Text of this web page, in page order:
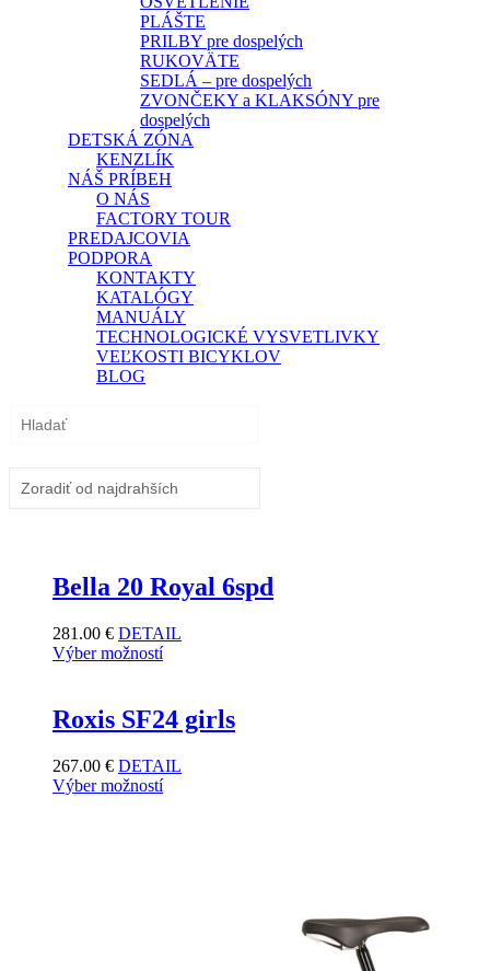
PLÁŠTE
PRILBY pre dospelých
RUKOVÄTE
SEDLÁ – pre dospelých
ZVONČEKY a KLAKSÓNY pre
dospelých
DETSKÁ ZÓNA
KENZLÍK
NÁŠ PRÍBEH
O NÁS
FACTORY TOUR
PREDAJCOVIA
PODPORA
KONTAKTY
KATALÓGY
MANUÁLY
TECHNOLOGICKÉ VYSVETLIVKY
VEĽKOSTI BICYKLOV
BLOG
Bella 20 Royal 6spd
281.00 € DETAIL
Výber možností
Roxis SF24 girls
267.00 € DETAIL
Výber možností